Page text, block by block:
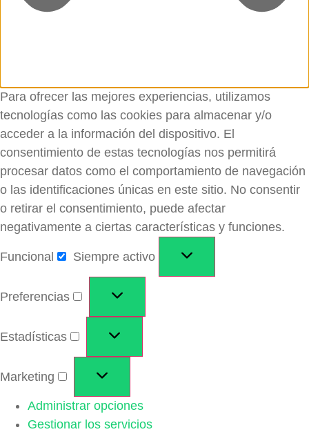
Para ofrecer las mejores experiencias, utilizamos
tecnologías como las cookies para almacenar y/o
acceder a la información del dispositivo. El
consentimiento de estas tecnologías nos permitirá
procesar datos como el comportamiento de navegación
o las identificaciones únicas en este sitio. No consentir
o retirar el consentimiento, puede afectar
negativamente a ciertas características y funciones.
Funcional Siempre activo
Preferencias
Estadísticas
Marketing
Administrar opciones
Gestionar los servicios